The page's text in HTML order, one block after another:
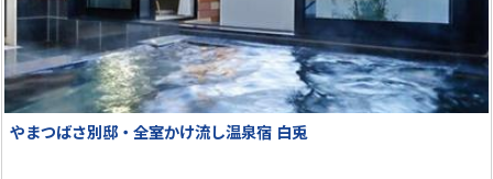
やまつばさ別邸・全室かけ流し温泉宿 白兎